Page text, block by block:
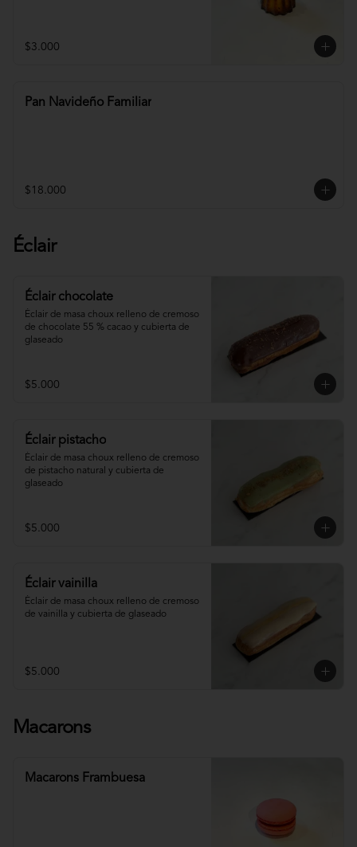
$3.000
Pan Navideño Familiar
$18.000
Éclair
Éclair chocolate
Éclair de masa choux relleno de cremoso
de chocolate 55 % cacao y cubierta de
glaseado
$5.000
Éclair pistacho
Éclair de masa choux relleno de cremoso
de pistacho natural y cubierta de
glaseado
$5.000
Éclair vainilla
Éclair de masa choux relleno de cremoso
de vainilla y cubierta de glaseado
$5.000
Macarons
Macarons Frambuesa